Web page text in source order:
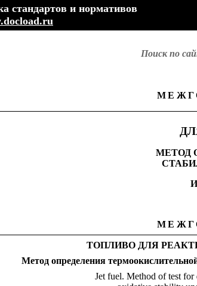
стандартов и нормативов
Поиск по
МЕТОД
ТОПЛИВО ДЛЯ
Метод определения
Jet fuel. Method of test